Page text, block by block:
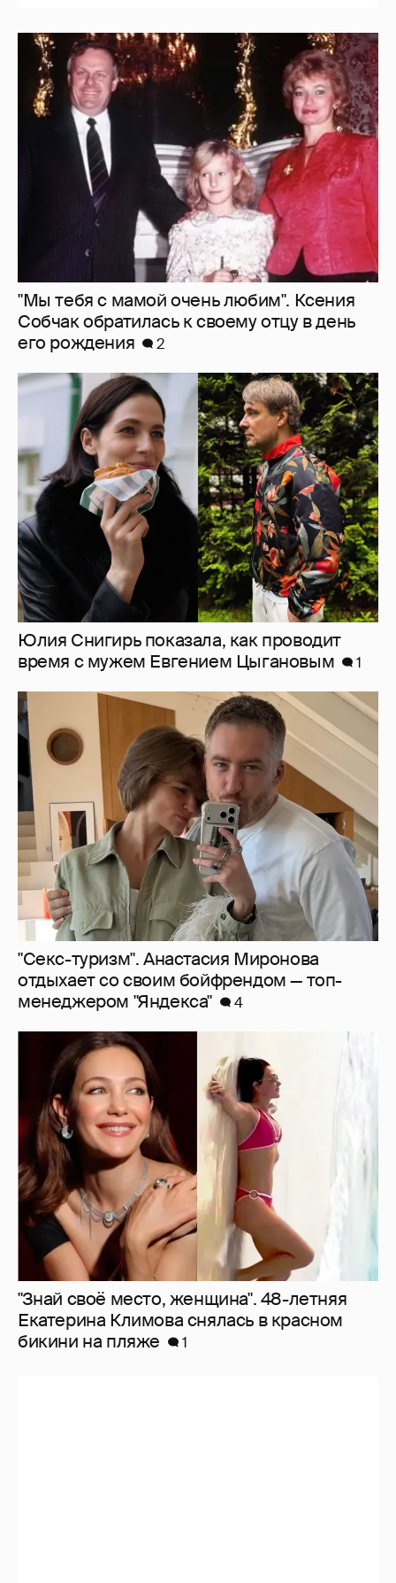
"Мы тебя с мамой очень любим". Ксения
Собчак обратилась к своему отцу в день
его рождения
2
Юлия Снигирь показала, как проводит
время с мужем Евгением Цыгановым
1
"Секс-туризм". Анастасия Миронова
отдыхает со своим бойфрендом — топ-
менеджером "Яндекса"
4
"Знай своё место, женщина". 48-летняя
Екатерина Климова снялась в красном
бикини на пляже
1